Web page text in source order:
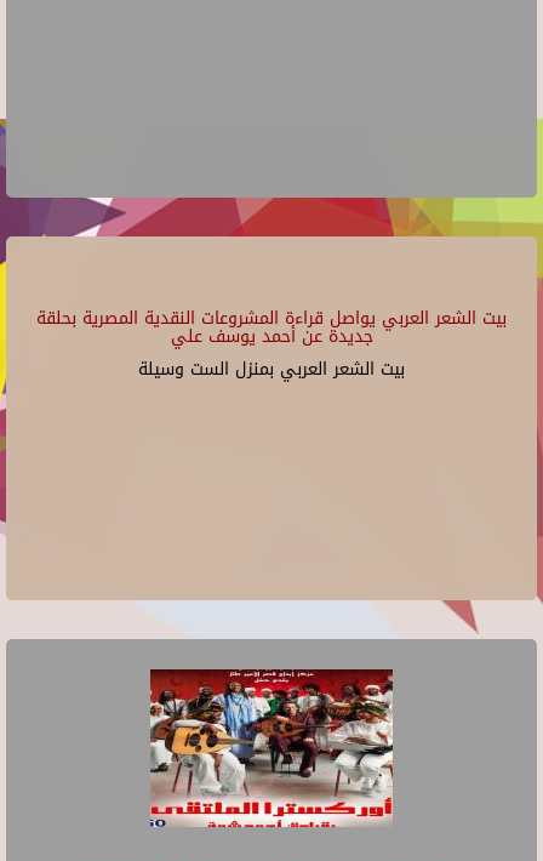
بيت الشعر العربي يواصل قراءة المشروعات النقدية المصرية بحلقة
جديدة عن أحمد يوسف علي
بيت الشعر العربي بمنزل الست وسيلة